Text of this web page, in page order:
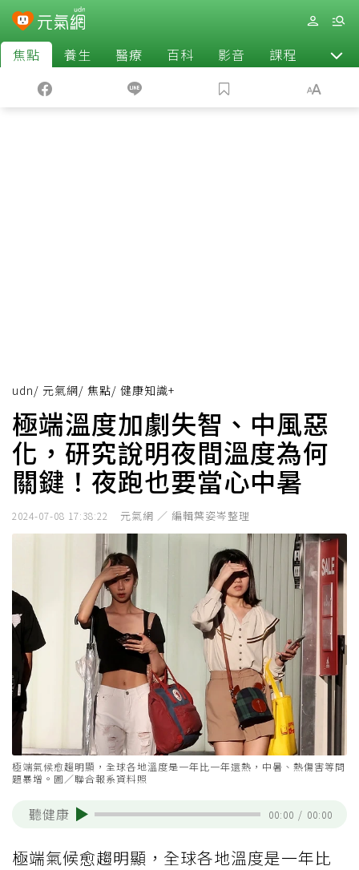
焦點 養生 醫療 百科 影音 課程 退休
udn/ 元氣網/ 焦點/ 健康知識+
極端溫度加劇失智、中風惡
化，研究說明夜間溫度為何
關鍵！夜跑也要當心中暑
2024-07-08 17:38:22 元氣網 ／ 編輯葉姿岑整理
極端氣候愈趨明顯，全球各地溫度是一年比一年還熱，中暑、熱傷害等問
題暴增。圖／聯合報系資料照
聽健康 00:00 / 00:00
極端氣候愈趨明顯，全球各地溫度是一年比